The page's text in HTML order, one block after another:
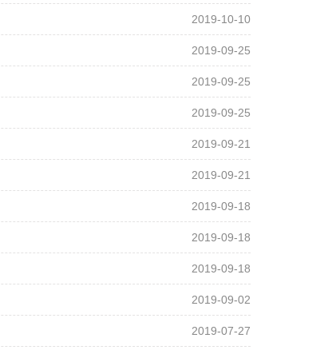
2019-10-10
2019-09-25
2019-09-25
2019-09-25
2019-09-21
2019-09-21
2019-09-18
2019-09-18
2019-09-18
2019-09-02
2019-07-27